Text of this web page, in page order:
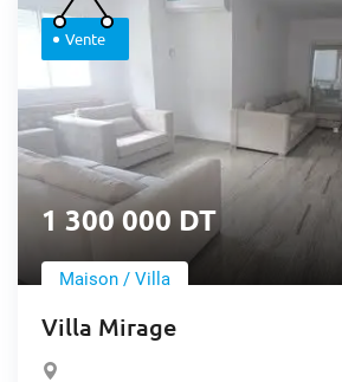
Vente
1 300 000 DT
Maison / Villa
Villa Mirage